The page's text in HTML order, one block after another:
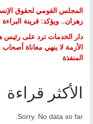
المجلس القومي لحقوق
زهران.. ويؤكد: قرينة
دار الخدمات ترد على رئيس
الأزمة لا ينهي معاناة
المنفذة
الأكثر قراءة
Sorry. No data so far.